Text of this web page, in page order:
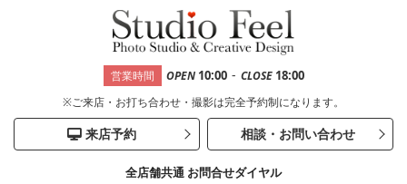
営業時間 OPEN 10:00 - CLOSE 18:00
※ご来店・お打ち合わせ・撮影は完全予約制になります。
来店予約 相談・お問い合わせ
全店舗共通 お問合せダイヤル